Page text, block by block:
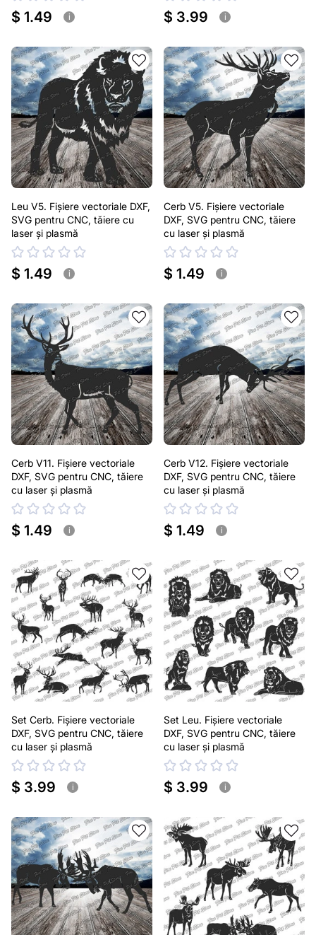
$ 1.49 i $ 3.99 i
Leu V5. Fișiere vectoriale DXF,
SVG pentru CNC, tăiere cu
laser și plasmă
$ 1.49 i
Cerb V5. Fișiere vectoriale
DXF, SVG pentru CNC, tăiere
cu laser și plasmă
$ 1.49 i
Cerb V11. Fișiere vectoriale
DXF, SVG pentru CNC, tăiere
cu laser și plasmă
$ 1.49 i
Cerb V12. Fișiere vectoriale
DXF, SVG pentru CNC, tăiere
cu laser și plasmă
$ 1.49 i
Set Cerb. Fișiere vectoriale
DXF, SVG pentru CNC, tăiere
cu laser și plasmă
$ 3.99 i
Set Leu. Fișiere vectoriale
DXF, SVG pentru CNC, tăiere
cu laser și plasmă
$ 3.99 i